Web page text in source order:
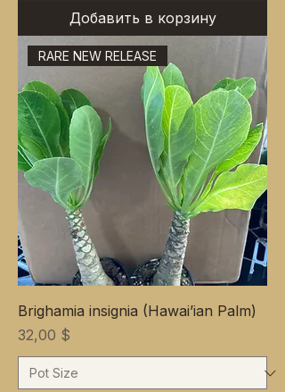
Добавить в корзину
RARE NEW RELEASE
Brighamia insignia (Hawai’ian Palm)
Цена
32,00 $